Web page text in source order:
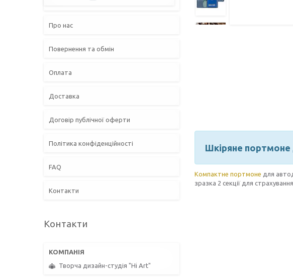
Шкіряне портмоне
Компактне портмоне для
зразка 2 секції для
Про нас
Повернення та обмін
Оплата
Доставка
Договір публічної оферти
Політика конфіденційності
FAQ
Контакти
Контакти
Творча дизайн-студія "Hi Art"